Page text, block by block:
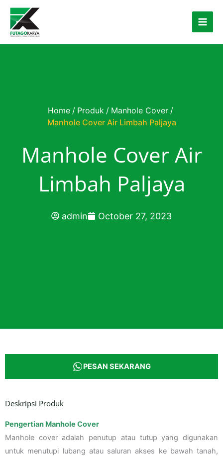
Skip to content
Home / Produk / Manhole Cover /
Manhole Cover Air Limbah Paljaya
Manhole Cover Air
Limbah Paljaya
admin October 27, 2023
PESAN SEKARANG
Deskripsi Produk
Pengertian Manhole Cover
Manhole cover adalah penutup atau tutup yang digunakan
untuk menutupi lubang atau saluran akses ke bawah tanah,